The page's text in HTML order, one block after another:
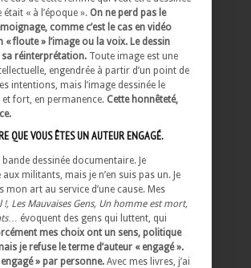
« à l’époque ». On ne perd pas le
comme c’est le cas en vidéo
« floute » l’image ou la voix. Le dessin
sa réinterprétation. Toute image est une
engendrée à partir d’un point de
intentions, mais l’image dessinée le
fort, en permanence. Cette honnêteté,
QUE VOUS ÊTES UN AUTEUR ENGAGÉ.
bande dessinée documentaire. Je
aux militants, mais je n’en suis pas un. Je
mon art au service d’une cause. Mes
!, Les Mauvaises Gens, Un homme est mort,
… évoquent des gens qui luttent, qui
mes choix ont un sens, politique
je refuse le terme d’auteur « engagé ».
engagé » par personne. Avec mes livres, j’ai